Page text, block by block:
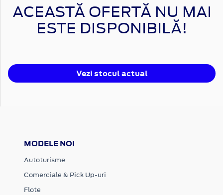
ACEASTĂ OFERTĂ NU MAI
ESTE DISPONIBILĂ!
Vezi stocul actual
MODELE NOI
Autoturisme
Comerciale & Pick Up-uri
Flote